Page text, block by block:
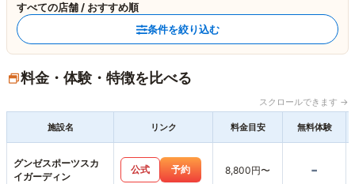
すべての店舗 / おすすめ順
条件を絞り込む
料金・体験・特徴を比べる
スクロールできます →
施設名 リンク 料金目安 無料体験
グンゼスポーツスカ
イガーディン
公式 予約 8,800円〜 -